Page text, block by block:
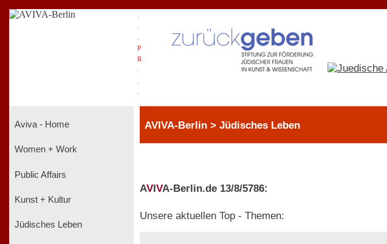
P
R
Aviva - Home
Women + Work
Public Affairs
Kunst + Kultur
Jüdisches Leben
AVIVA-Berlin > Jüdisches Leben
AVIVA-Berlin.de 13/8/5786:
Unsere aktuellen Top - Themen: